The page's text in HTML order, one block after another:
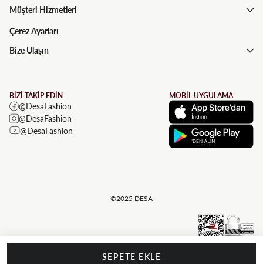
Müşteri Hizmetleri
Çerez Ayarları
Bize Ulaşın
BİZİ TAKİP EDİN
@DesaFashion
@DesaFashion
@DesaFashion
MOBİL UYGULAMA
©2025 DESA